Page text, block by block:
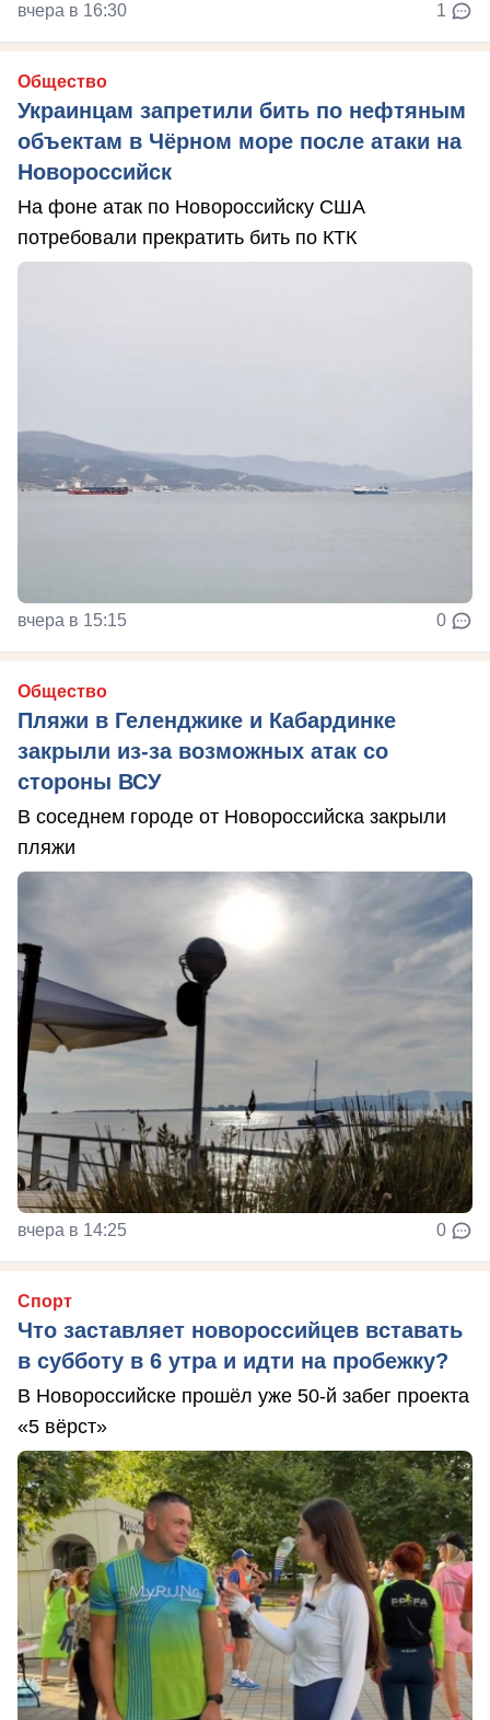
вчера в 16:30 1
Общество
Украинцам запретили бить по нефтяным
объектам в Чёрном море после атаки на
Новороссийск
На фоне атак по Новороссийску США
потребовали прекратить бить по КТК
вчера в 15:15 0
Общество
Пляжи в Геленджике и Кабардинке
закрыли из-за возможных атак со
стороны ВСУ
В соседнем городе от Новороссийска закрыли
пляжи
вчера в 14:25 0
Спорт
Что заставляет новороссийцев вставать
в субботу в 6 утра и идти на пробежку?
В Новороссийске прошёл уже 50-й забег проекта
«5 вёрст»